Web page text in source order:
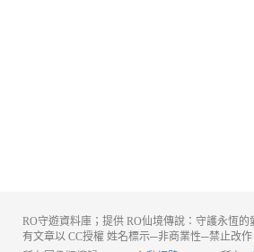
RO守遊資料庫；提供 RO仙境傳說：守護永恆
有文章以 CC授權 姓名標示─非商業性─禁止改作